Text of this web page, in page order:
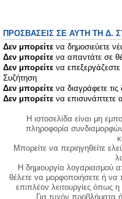
ΠΡΟΣΒΆΣΕΙΣ ΣΕ ΑΥΤΉ ΤΗ Δ.
Δεν μπορείτε να δημοσιεύετε
Δεν μπορείτε να απαντάτε σε
Δεν μπορείτε να επεξεργάζεστε
Συζήτηση
Δεν μπορείτε να διαγράφετε
Δεν μπορείτε να επισυνάπτετε
Η ιστοσελίδα είναι μη
πληροφορία
Μπορείτε να περιηγηθείτε
Η δημιουργία λογαριασμού
θέλετε να μορφοποιήσετε ή να
επιπλέον λειτουργίες όπως
Για τυχόν προβλήματα ή